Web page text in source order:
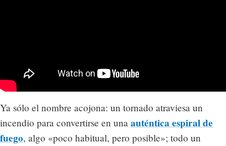
Ya sólo el nombre acojona: un tornado atraviesa un
incendio para convertirse en una auténtica espiral de
fuego, algo «poco habitual, pero posible»; todo un